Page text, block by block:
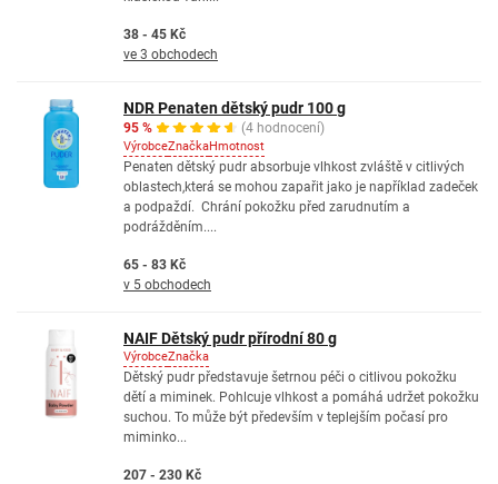
38 - 45 Kč
ve 3 obchodech
NDR Penaten dětský pudr 100 g
95 % (4 hodnocení)
VýrobceZnačkaHmotnost
Penaten dětský pudr absorbuje vlhkost zvláště v citlivých
oblastech,která se mohou zapařit jako je například zadeček
a podpaždí. Chrání pokožku před zarudnutím a
podrážděním....
65 - 83 Kč
v 5 obchodech
NAIF Dětský pudr přírodní 80 g
VýrobceZnačka
Dětský pudr představuje šetrnou péči o citlivou pokožku
dětí a miminek. Pohlcuje vlhkost a pomáhá udržet pokožku
suchou. To může být především v teplejším počasí pro
miminko...
207 - 230 Kč